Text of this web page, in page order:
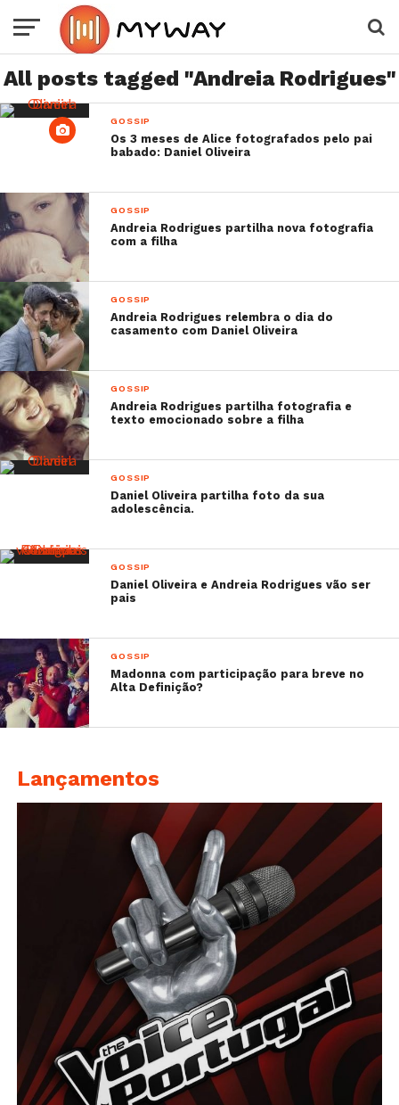
All posts tagged "Andreia Rodrigues"
GOSSIP
Os 3 meses de Alice fotografados pelo pai
babado: Daniel Oliveira
GOSSIP
Andreia Rodrigues partilha nova fotografia
com a filha
GOSSIP
Andreia Rodrigues relembra o dia do
casamento com Daniel Oliveira
GOSSIP
Andreia Rodrigues partilha fotografia e
texto emocionado sobre a filha
GOSSIP
Daniel Oliveira partilha foto da sua
adolescência.
GOSSIP
Daniel Oliveira e Andreia Rodrigues vão ser
pais
GOSSIP
Madonna com participação para breve no
Alta Definição?
Lançamentos